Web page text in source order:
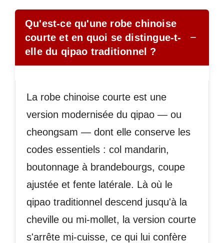
Qu'est-ce qu'une robe chinoise
courte et en quoi se distingue-t-
elle du qipao traditionnel ?
−
La robe chinoise courte est une
version modernisée du qipao — ou
cheongsam — dont elle conserve les
codes essentiels : col mandarin,
boutonnage à brandebourgs, coupe
ajustée et fente latérale. Là où le
qipao traditionnel descend jusqu'à la
cheville ou mi-mollet, la version courte
s'arrête mi-cuisse, ce qui lui confère